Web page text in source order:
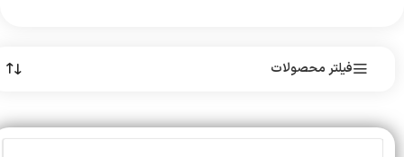
فیلتر محصولات